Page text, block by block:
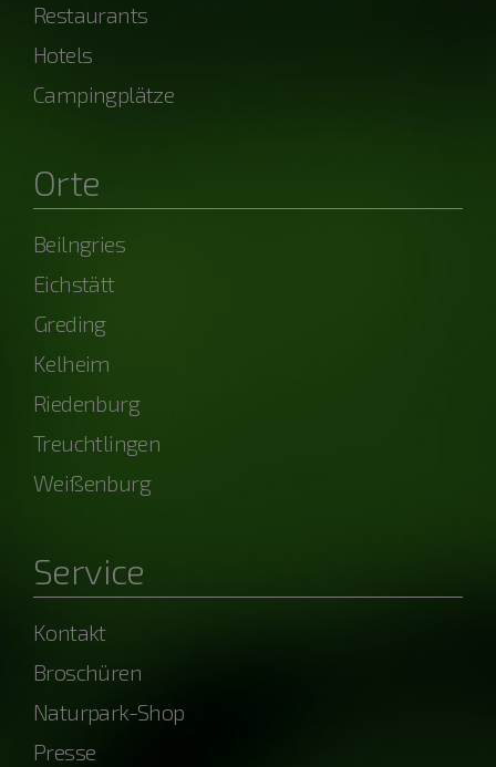
Restaurants
Hotels
Campingplätze
Orte
Beilngries
Eichstätt
Greding
Kelheim
Riedenburg
Treuchtlingen
Weißenburg
Service
Kontakt
Broschüren
Naturpark-Shop
Presse